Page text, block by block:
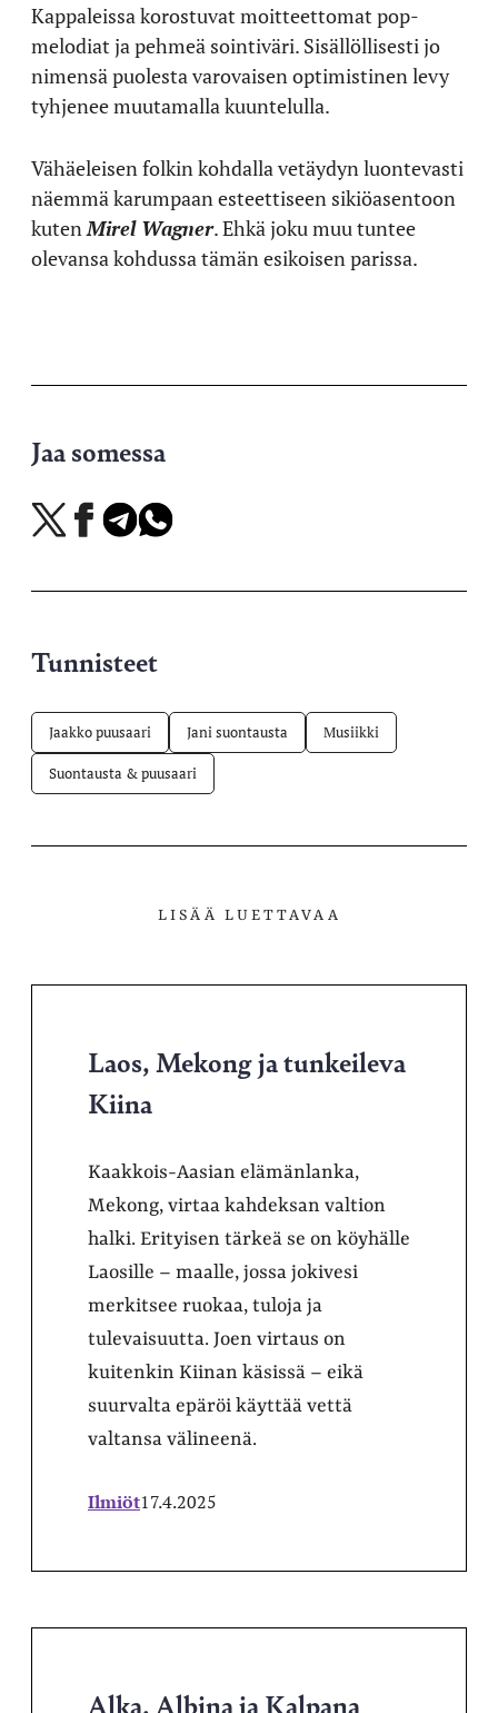
Kappaleissa korostuvat moitteettomat pop-
melodiat ja pehmeä sointiväri. Sisällöllisesti jo
nimensä puolesta varovaisen optimistinen levy
tyhjenee muutamalla kuuntelulla.
Vähäeleisen folkin kohdalla vetäydyn luontevasti
näemmä karumpaan esteettiseen sikiöasentoon
kuten Mirel Wagner. Ehkä joku muu tuntee
olevansa kohdussa tämän esikoisen parissa.
Jaa somessa
Jaa
X-
Jaa
Facebookissa
Jaa
Telegramissa
Jaa
WhatsAppissa
Tunnisteet
Jaakko puusaari Jani suontausta Musiikki
Suontausta & puusaari
LISÄÄ LUETTAVAA
Laos, Mekong ja tunkeileva
Kiina
Kaakkois-Aasian elämänlanka,
Mekong, virtaa kahdeksan valtion
halki. Erityisen tärkeä se on köyhälle
Laosille – maalle, jossa jokivesi
merkitsee ruokaa, tuloja ja
tulevaisuutta. Joen virtaus on
kuitenkin Kiinan käsissä – eikä
suurvalta epäröi käyttää vettä
valtansa välineenä.
Ilmiöt17.4.2025
Alka, Albina ja Kalpana